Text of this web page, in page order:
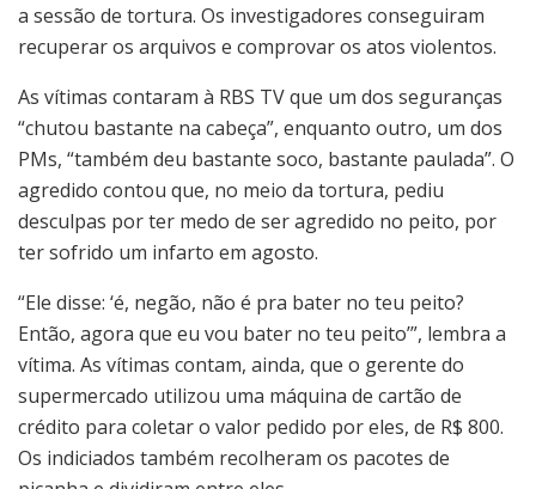
a sessão de tortura. Os investigadores conseguiram
recuperar os arquivos e comprovar os atos violentos.
As vítimas contaram à RBS TV que um dos seguranças
“chutou bastante na cabeça”, enquanto outro, um dos
PMs, “também deu bastante soco, bastante paulada”. O
agredido contou que, no meio da tortura, pediu
desculpas por ter medo de ser agredido no peito, por
ter sofrido um infarto em agosto.
“Ele disse: ‘é, negão, não é pra bater no teu peito?
Então, agora que eu vou bater no teu peito’”, lembra a
vítima. As vítimas contam, ainda, que o gerente do
supermercado utilizou uma máquina de cartão de
crédito para coletar o valor pedido por eles, de R$ 800.
Os indiciados também recolheram os pacotes de